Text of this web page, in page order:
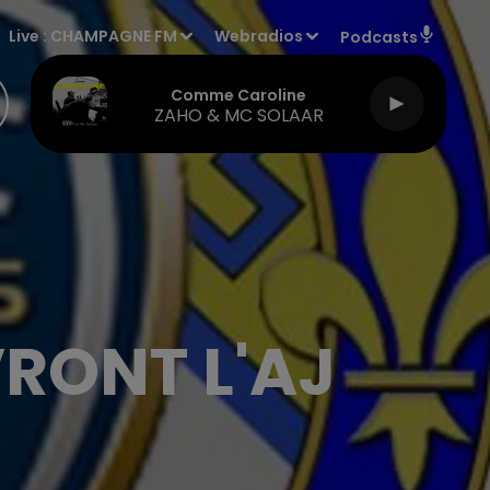
Live : CHAMPAGNE FM Webradios Podcasts
Comme Caroline
ZAHO & MC SOLAAR
L'AJ